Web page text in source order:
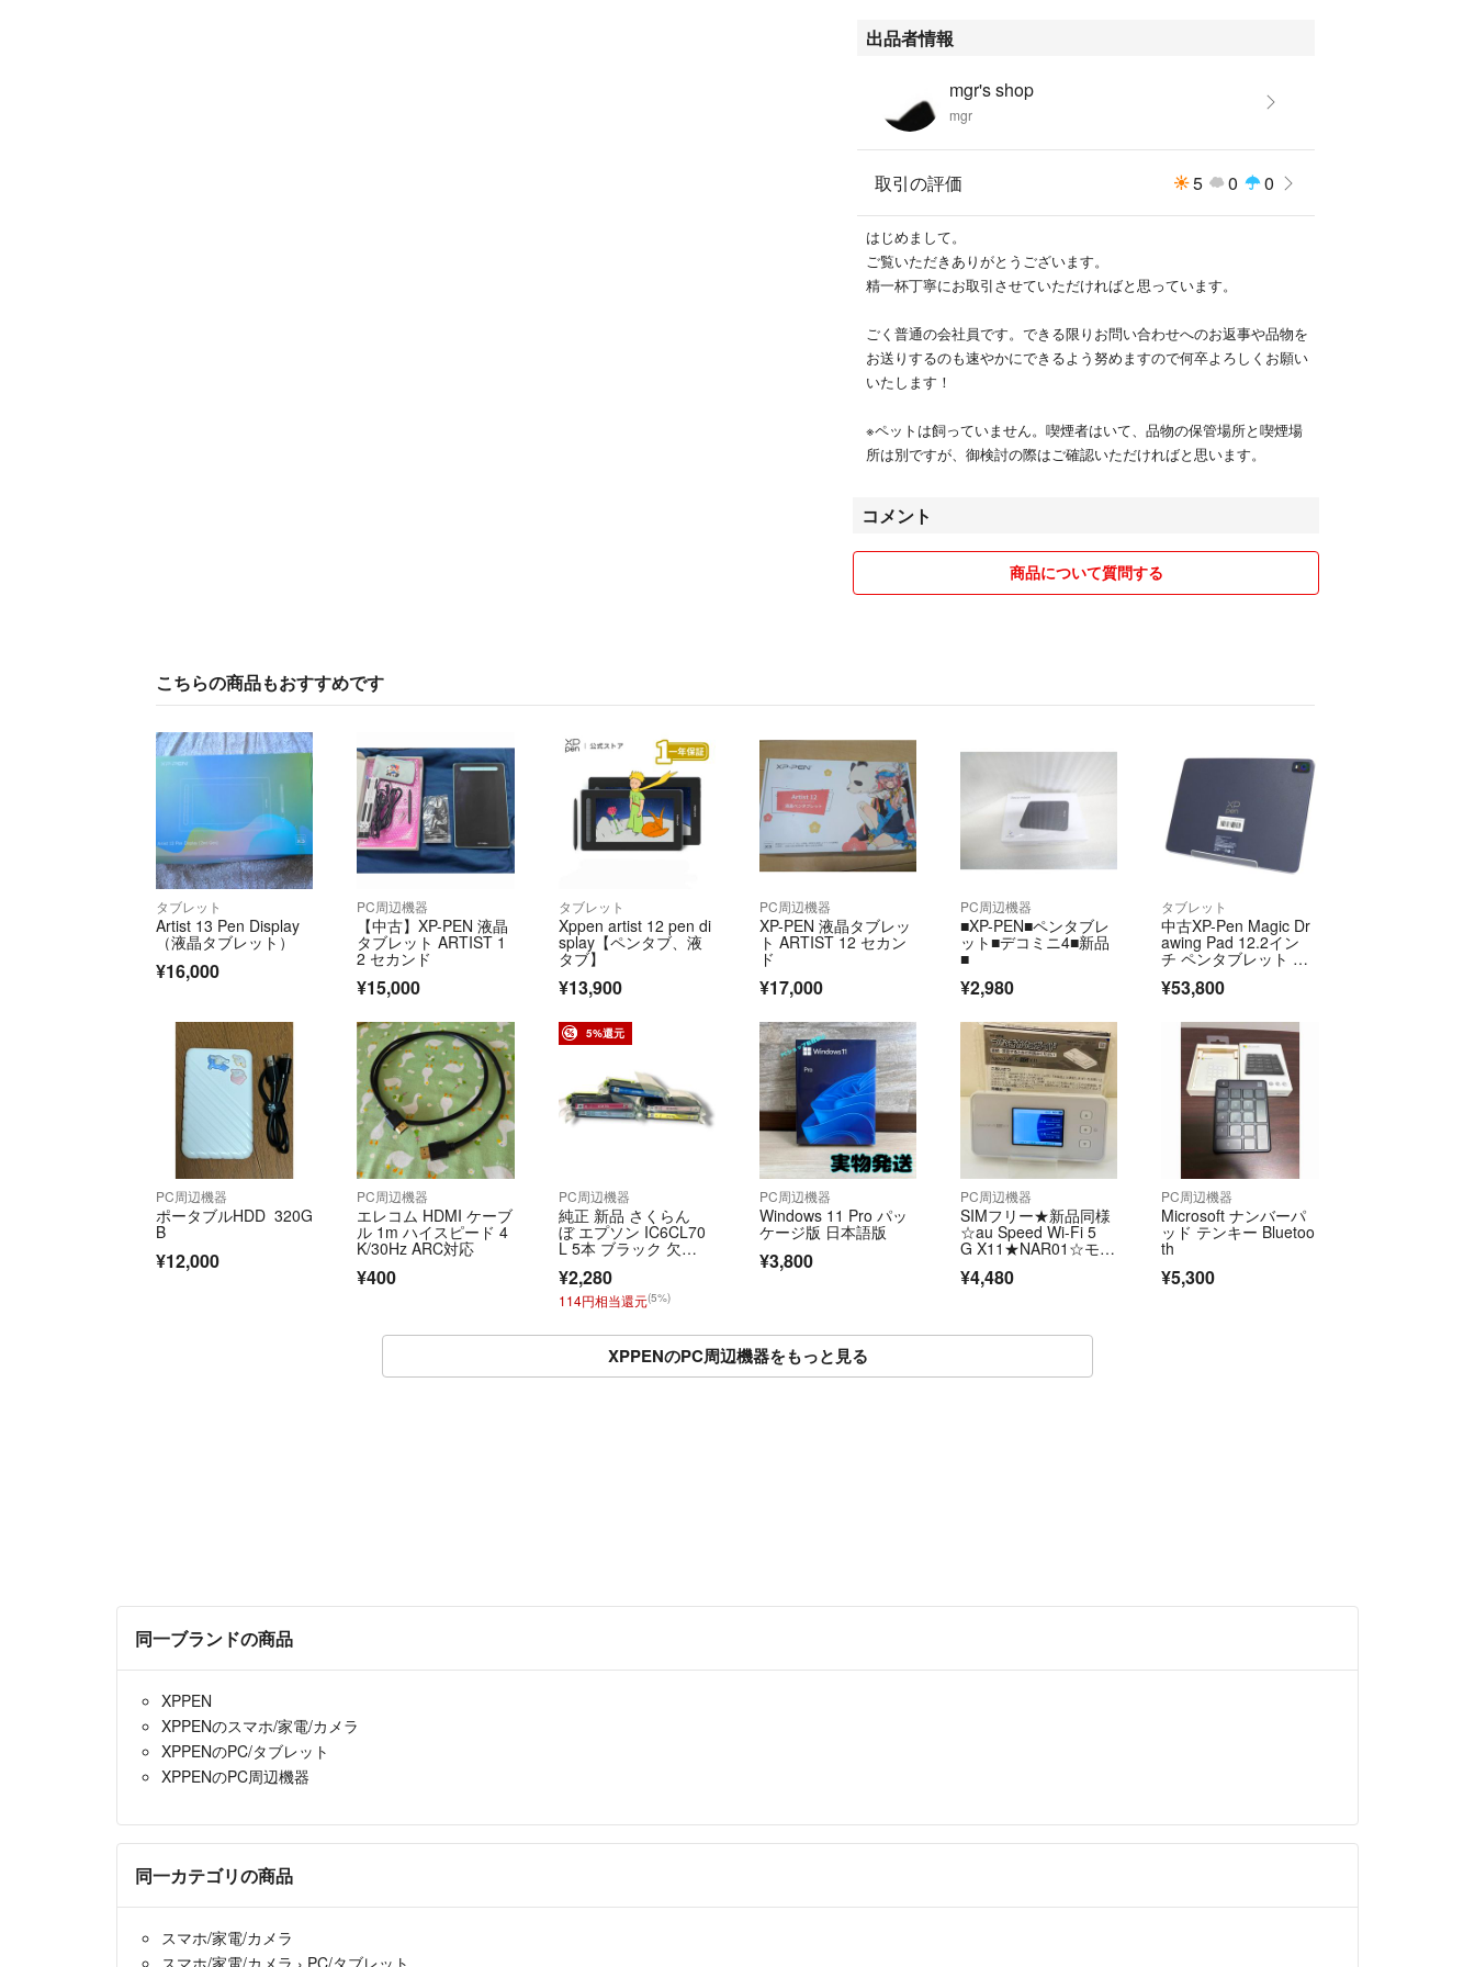
出品者情報
mgr's shop
mgr
取引の評価 5 0 0
はじめまして。
ご覧いただきありがとうございます。
精一杯丁寧にお取引させていただければと思っています。
ごく普通の会社員です。できる限りお問い合わせへのお返事や品物を
お送りするのも速やかにできるよう努めますので何卒よろしくお願い
いたします！
※ペットは飼っていません。喫煙者はいて、品物の保管場所と喫煙場
所は別ですが、御検討の際はご確認いただければと思います。
コメント
商品について質問する
こちらの商品もおすすめです
タブレット
Artist 13 Pen Display
（液晶タブレット）
¥16,000
PC周辺機器
【中古】XP-PEN 液晶
タブレット ARTIST 1
2 セカンド
¥15,000
タブレット
Xppen artist 12 pen di
splay【ペンタブ、液
タブ】
¥13,900
PC周辺機器
XP-PEN 液晶タブレッ
ト ARTIST 12 セカン
ド
¥17,000
PC周辺機器
■XP-PEN■ペンタブレ
ット■デコミニ4■新品
■
¥2,980
タブレット
中古XP-Pen Magic Dr
awing Pad 12.2イン
チ ペンタブレット ma
gic-drawing122【可
(C)】
¥53,800
PC周辺機器
ポータブルHDD 320G
B
¥12,000
PC周辺機器
エレコム HDMI ケーブ
ル 1m ハイスピード 4
K/30Hz ARC対応
¥400
5%還元
PC周辺機器
純正 新品 さくらん
ぼ エプソン IC6CL70
L 5本 ブラック 欠
タ カートリッジ 未使
用
¥2,280
114円相当還元(5%)
PC周辺機器
Windows 11 Pro パッ
ケージ版 日本語版
¥3,800
PC周辺機器
SIMフリー★新品同様
☆au Speed Wi-Fi 5
G X11★NAR01☆モバ
ワイト☆送料無料
¥4,480
PC周辺機器
Microsoft ナンバーパ
ッド テンキー Bluetoo
th
¥5,300
XPPENのPC周辺機器をもっと見る
同一ブランドの商品
XPPEN
XPPENのスマホ/家電/カメラ
XPPENのPC/タブレット
XPPENのPC周辺機器
同一カテゴリの商品
スマホ/家電/カメラ
スマホ/家電/カメラ › PC/タブレット